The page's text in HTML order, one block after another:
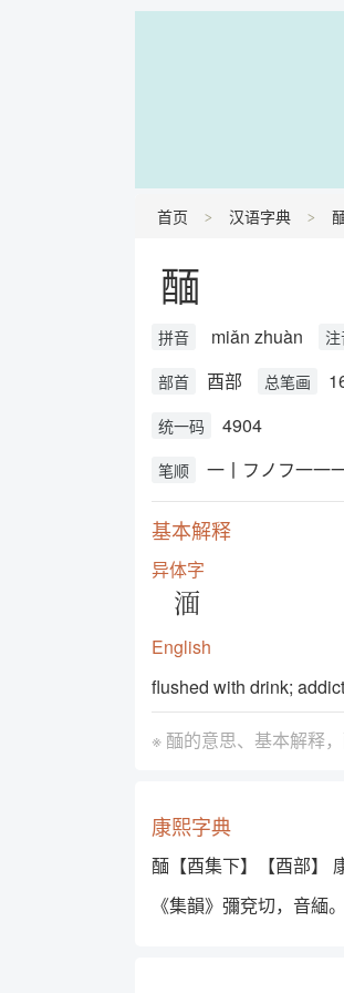
首页 汉语字典
䤄
拼音 miǎn zhuàn
部首 酉部 总笔画
统一码 4904
笔顺 一丨フノフ一一
基本解释
异体字
湎
English
flushed with drink;
※ 䤄的意思、基本解释
康熙字典
䤄【酉集下】【酉部】
《集韻》彌兗切，音緬